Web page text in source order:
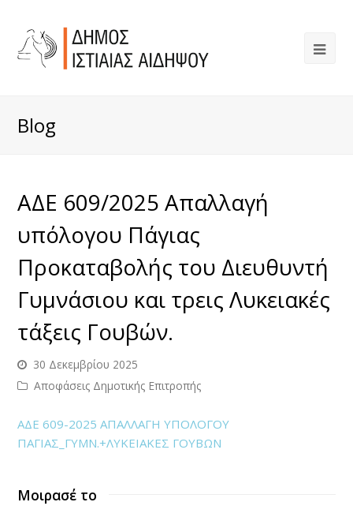
Blog
ΑΔΕ 609/2025 Απαλλαγή
υπόλογου Πάγιας
Προκαταβολής του Διευθυντή
Γυμνάσιου και τρεις Λυκειακές
τάξεις Γουβών.
30 Δεκεμβρίου 2025
Αποφάσεις Δημοτικής Επιτροπής
ΑΔΕ 609-2025 ΑΠΑΛΛΑΓΗ ΥΠΟΛΟΓΟΥ
ΠΑΓΙΑΣ_ΓΥΜΝ.+ΛΥΚΕΙΑΚΕΣ ΓΟΥΒΩΝ
Μοιρασέ το